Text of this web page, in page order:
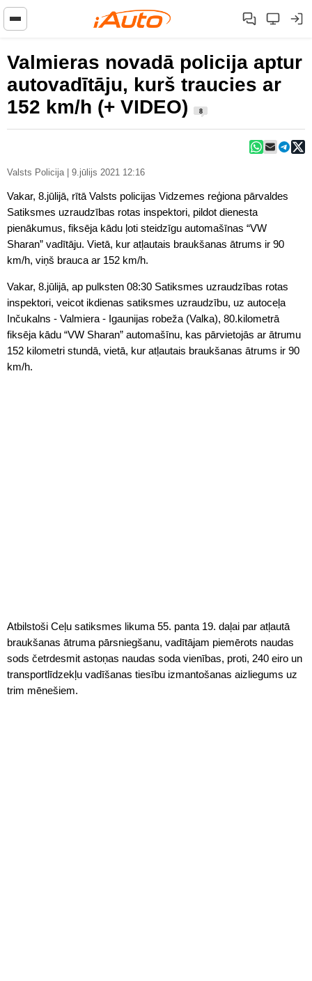
Valmieras novadā policija aptur
autovadītāju, kurš traucies ar
152 km/h (+ VIDEO)
8
Valsts Policija | 9.jūlijs 2021 12:16
Vakar, 8.jūlijā, rītā Valsts policijas Vidzemes reģiona pārvaldes
Satiksmes uzraudzības rotas inspektori, pildot dienesta
pienākumus, fiksēja kādu ļoti steidzīgu automašīnas “VW
Sharan” vadītāju. Vietā, kur atļautais braukšanas ātrums ir 90
km/h, viņš brauca ar 152 km/h.
Vakar, 8.jūlijā, ap pulksten 08:30 Satiksmes uzraudzības rotas
inspektori, veicot ikdienas satiksmes uzraudzību, uz autoceļa
Inčukalns - Valmiera - Igaunijas robeža (Valka), 80.kilometrā
fiksēja kādu “VW Sharan” automašīnu, kas pārvietojās ar ātrumu
152 kilometri stundā, vietā, kur atļautais braukšanas ātrums ir 90
km/h.
Atbilstoši Ceļu satiksmes likuma 55. panta 19. daļai par atļautā
braukšanas ātruma pārsniegšanu, vadītājam piemērots naudas
sods četrdesmit astoņas naudas soda vienības, proti, 240 eiro un
transportlīdzekļu vadīšanas tiesību izmantošanas aizliegums uz
trim mēnešiem.